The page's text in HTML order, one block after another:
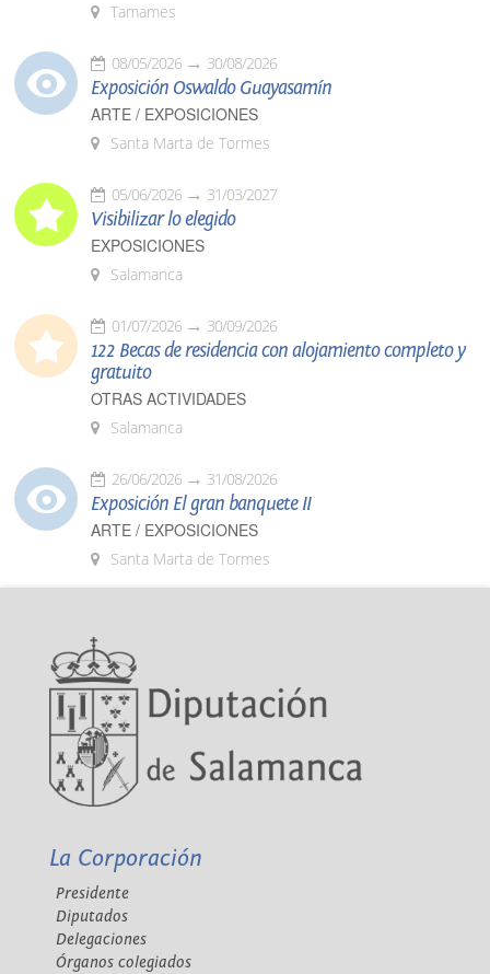
Tamames
08/05/2026 30/08/2026
Exposición Oswaldo Guayasamín
ARTE / EXPOSICIONES
Santa Marta de Tormes
05/06/2026 31/03/2027
Visibilizar lo elegido
EXPOSICIONES
Salamanca
01/07/2026 30/09/2026
122 Becas de residencia con alojamiento completo y
gratuito
OTRAS ACTIVIDADES
Salamanca
26/06/2026 31/08/2026
Exposición El gran banquete II
ARTE / EXPOSICIONES
Santa Marta de Tormes
La Corporación
Presidente
Diputados
Delegaciones
Órganos colegiados